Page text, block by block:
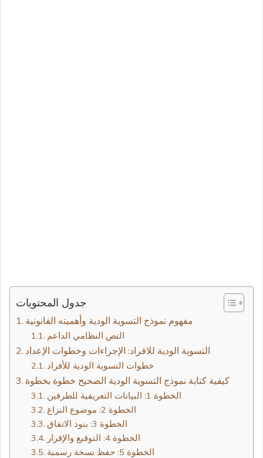
جدول المحتويات
مفهوم نموذج التسوية الودية وأهميته القانونية
النص النظامي الداعم
التسوية الودية للافراد: الإجراءات وخطوات الإعداد
خطوات التسوية الودية للأفراد
كيفية كتابة نموذج التسوية الودية الصحيح خطوة بخطوة
الخطوة 1: البيانات التعريفية للطرفين
الخطوة 2: موضوع النزاع
الخطوة 3: بنود الاتفاق
الخطوة 4: التوقيع والإقرار
الخطوة 5: حفظ نسخة رسمية